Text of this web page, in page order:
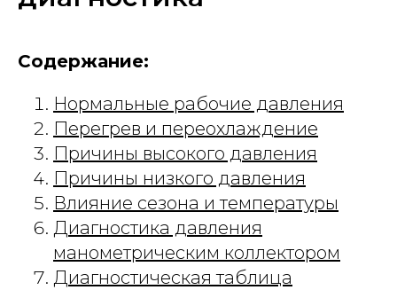
Содержание:
Нормальные рабочие давления
Перегрев и переохлаждение
Причины высокого давления
Причины низкого давления
Влияние сезона и температуры
Диагностика давления
манометрическим коллектором
Диагностическая таблица